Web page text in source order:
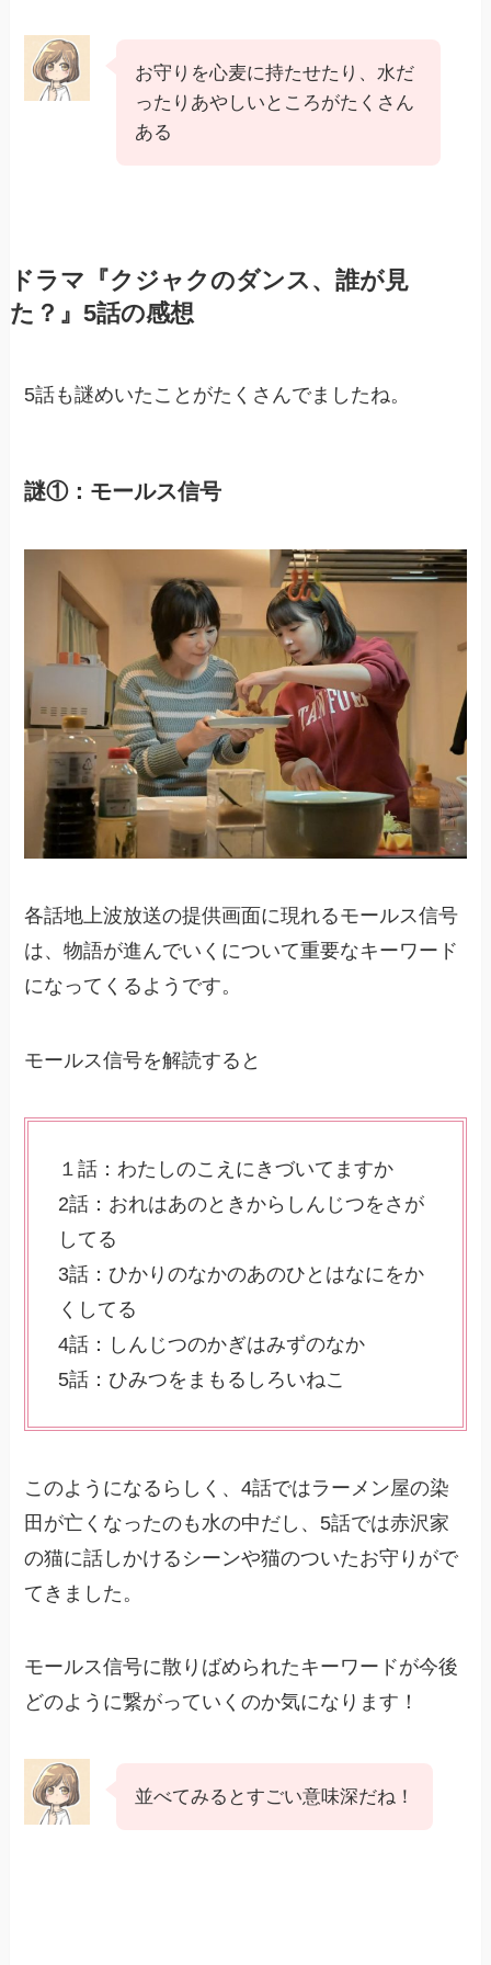
お守りを心麦に持たせたり、水だ
ったりあやしいところがたくさん
ある
ドラマ『クジャクのダンス、誰が見
た？』5話の感想
5話も謎めいたことがたくさんでましたね。
謎①：モールス信号
各話地上波放送の提供画面に現れるモールス信号
は、物語が進んでいくについて重要なキーワード
になってくるようです。
モールス信号を解読すると
１話：わたしのこえにきづいてますか
2話：おれはあのときからしんじつをさが
してる
3話：ひかりのなかのあのひとはなにをか
くしてる
4話：しんじつのかぎはみずのなか
5話：ひみつをまもるしろいねこ
このようになるらしく、4話ではラーメン屋の染
田が亡くなったのも水の中だし、5話では赤沢家
の猫に話しかけるシーンや猫のついたお守りがで
てきました。
モールス信号に散りばめられたキーワードが今後
どのように繋がっていくのか気になります！
並べてみるとすごい意味深だね！